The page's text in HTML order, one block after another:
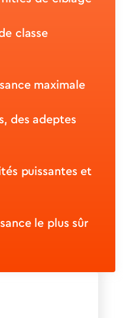
classe
maximale
des adeptes
puissantes et
le plus sûr